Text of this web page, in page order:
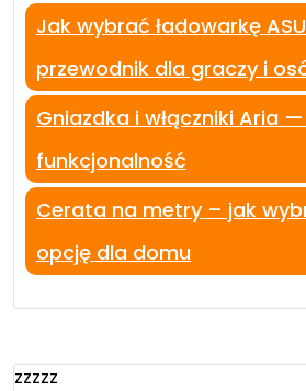
Jak wybrać ładowarkę
przewodnik dla graczy i
Gniazdka i włączniki Aria
funkcjonalność
Cerata na metry – jak
opcję dla domu
zzzzz